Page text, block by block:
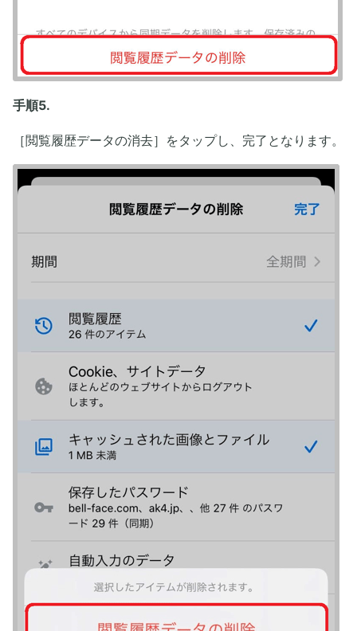
手順5.
［閲覧履歴データの消去］をタップし、完了となります。